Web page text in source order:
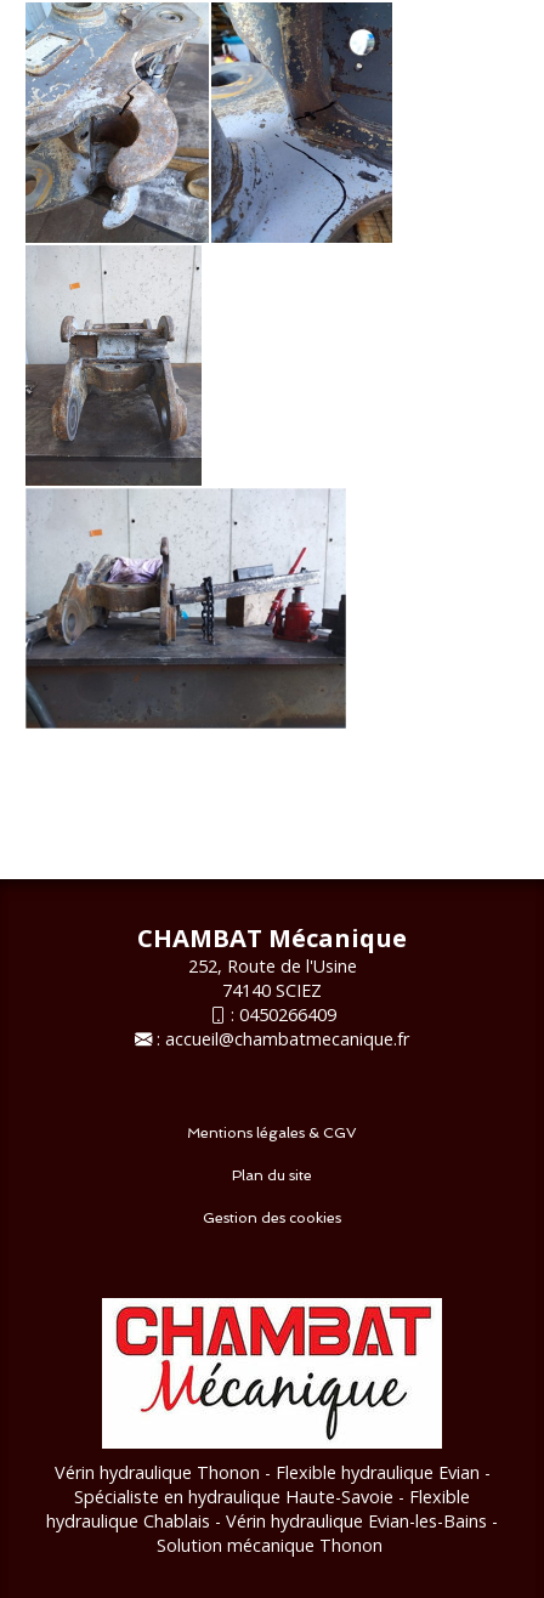
CHAMBAT Mécanique
252, Route de l'Usine
74140 SCIEZ
: 0450266409
: accueil@chambatmecanique.fr
Mentions légales & CGV
Plan du site
Gestion des cookies
Vérin hydraulique Thonon - Flexible hydraulique Evian -
Spécialiste en hydraulique Haute-Savoie - Flexible
hydraulique Chablais - Vérin hydraulique Evian-les-Bains -
Solution mécanique Thonon